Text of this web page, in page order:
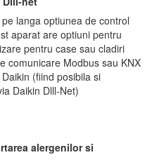
langa optiunea de control
aparat are optiuni pentru
pentru case sau cladiri
comunicare Modbus sau KNX
(fiind posibila si
Daikin Dlll-Net)